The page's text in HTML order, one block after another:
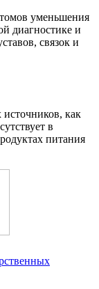
уменьшения
диагностике и
связок и
как
в
питания